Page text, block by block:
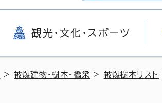
観光・文化・スポーツ
>被爆建物・樹木・橋梁 > 被爆樹木リスト